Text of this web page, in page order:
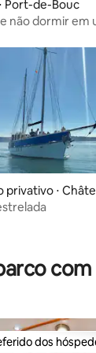
Port-de-Bouc
não dormir em
média de 5, 17
privativo ⋅
com
os melhores
dos